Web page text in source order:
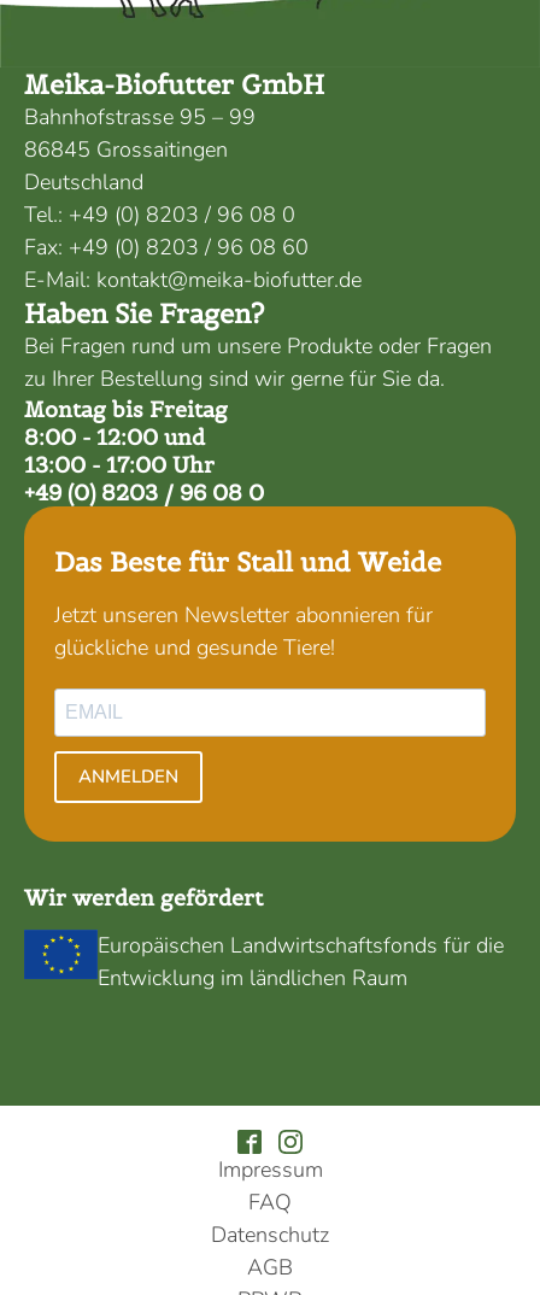
Meika-Biofutter GmbH
Bahnhofstrasse 95 – 99
86845 Grossaitingen
Deutschland
Tel.: +49 (0) 8203 / 96 08 0
Fax: +49 (0) 8203 / 96 08 60
E-Mail: kontakt@meika-biofutter.de
Haben Sie Fragen?
Bei Fragen rund um unsere Produkte oder Fragen
zu Ihrer Bestellung sind wir gerne für Sie da.
Montag bis Freitag
8:00 - 12:00 und
13:00 - 17:00 Uhr
+49 (0) 8203 / 96 08 0
Das Beste für Stall und Weide
Jetzt unseren Newsletter abonnieren für
glückliche und gesunde Tiere!
ANMELDEN
Wir werden gefördert
Europäischen Landwirtschaftsfonds für die
Entwicklung im ländlichen Raum
Impressum
FAQ
Datenschutz
AGB